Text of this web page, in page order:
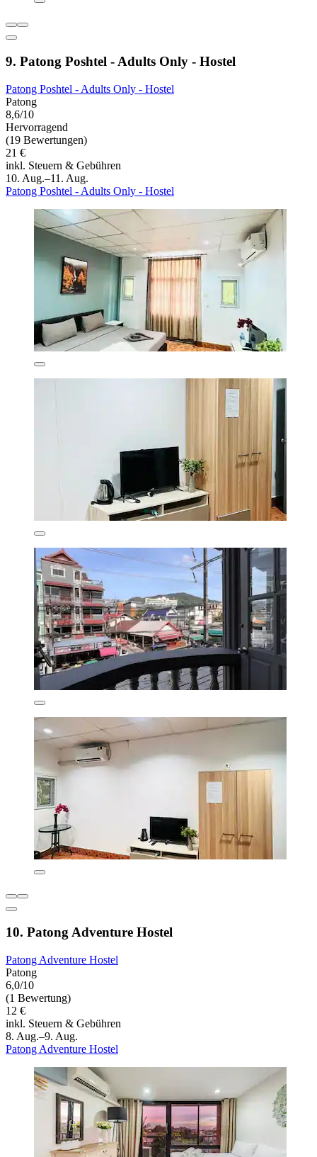
9. Patong Poshtel - Adults Only - Hostel
Patong Poshtel - Adults Only - Hostel
Patong
8,6/10
Hervorragend
(19 Bewertungen)
21 €
inkl. Steuern & Gebühren
10. Aug.–11. Aug.
Patong Poshtel - Adults Only - Hostel
10. Patong Adventure Hostel
Patong Adventure Hostel
Patong
6,0/10
(1 Bewertung)
12 €
inkl. Steuern & Gebühren
8. Aug.–9. Aug.
Patong Adventure Hostel